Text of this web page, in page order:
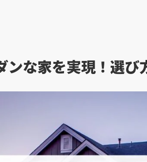
ンな家を実現！選び